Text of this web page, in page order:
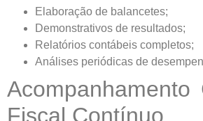
Elaboração de balancetes;
Demonstrativos de resultados;
Relatórios contábeis completos;
Análises periódicas de
Acompanhamento
Fiscal Contínuo